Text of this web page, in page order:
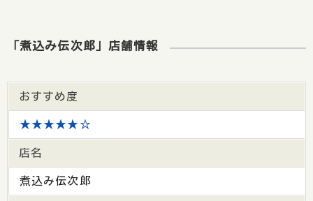
「煮込み伝次郎」店舗情報
おすすめ度
★★★★★☆
店名
煮込み伝次郎